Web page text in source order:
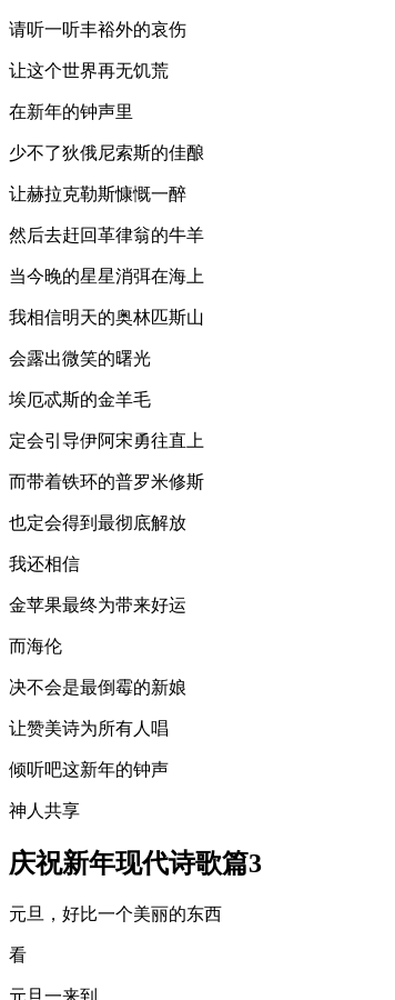
请听一听丰裕外的哀伤
让这个世界再无饥荒
在新年的钟声里
少不了狄俄尼索斯的佳酿
让赫拉克勒斯慷慨一醉
然后去赶回革律翁的牛羊
当今晚的星星消弭在海上
我相信明天的奥林匹斯山
会露出微笑的曙光
埃厄忒斯的金羊毛
定会引导伊阿宋勇往直上
而带着铁环的普罗米修斯
也定会得到最彻底解放
我还相信
金苹果最终为带来好运
而海伦
决不会是最倒霉的新娘
让赞美诗为所有人唱
倾听吧这新年的钟声
神人共享
庆祝新年现代诗歌篇3
元旦，好比一个美丽的东西
看